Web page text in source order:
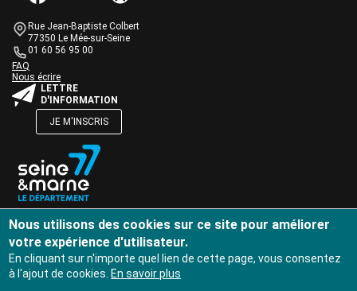
Bloc
de
texte
Informations de contact
Rue Jean-Baptiste Colbert
77350 Le Mée-sur-Seine
01 60 56 95 00
Bloc
de
texte
Une question ?
FAQ
Nous écrire
Bloc
de
LETTRE
D'INFORMATION
JE M'INSCRIS
texte
Bloc
de
texte
MENU PIED DE PAGE
Plan du site
Mentions légales
Données personnelles
Nous utilisons des cookies sur ce site pour améliorer
votre expérience d'utilisateur.
En cliquant sur n'importe quel lien de cette page, vous consentez
à l'ajout de cookies. En savoir plus